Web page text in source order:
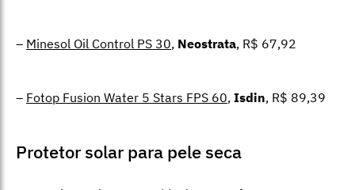
– Minesol Oil Control PS 30, Neostrata, R$ 67,92
– Fotop Fusion Water 5 Stars FPS 60, Isdin, R$ 89,39
Protetor solar para pele seca